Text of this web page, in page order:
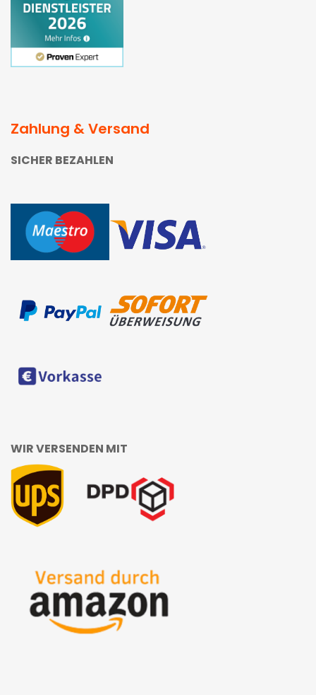
Zahlung & Versand
SICHER BEZAHLEN
WIR VERSENDEN MIT